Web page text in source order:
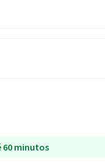
60 minutos